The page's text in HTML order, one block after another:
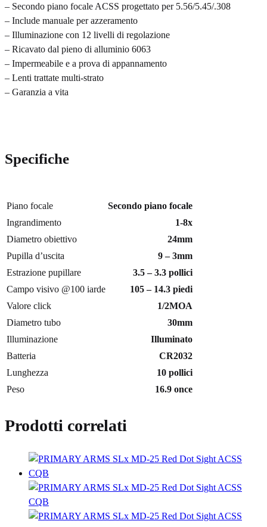
– Secondo piano focale ACSS progettato per 5.56/5.45/.308
– Include manuale per azzeramento
– Illuminazione con 12 livelli di regolazione
– Ricavato dal pieno di alluminio 6063
– Impermeabile e a prova di appannamento
– Lenti trattate multi-strato
– Garanzia a vita
Specifiche
Piano focale
Secondo piano focale
Ingrandimento
1-8x
Diametro obiettivo
24mm
Pupilla d’uscita
9 – 3mm
Estrazione pupillare
3.5 – 3.3 pollici
Campo visivo @100 iarde
105 – 14.3 piedi
Valore click
1/2MOA
Diametro tubo
30mm
Illuminazione
Illuminato
Batteria
CR2032
Lunghezza
10 pollici
Peso
16.9 once
Prodotti correlati